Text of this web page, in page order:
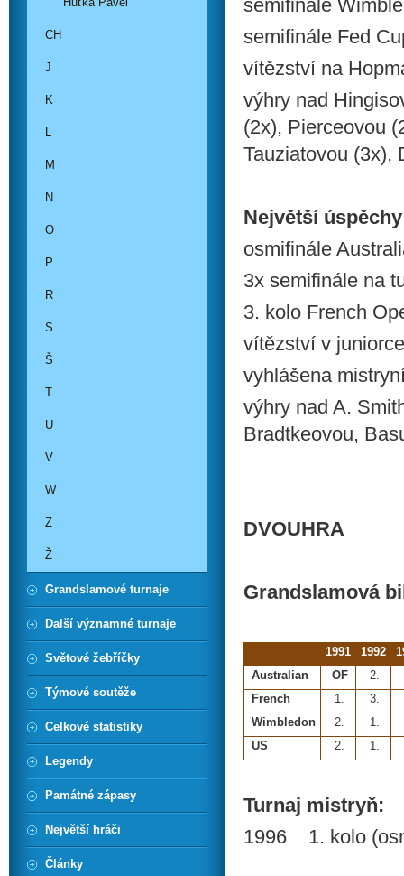
semifinále
semifinále Fed
vítězství na
výhry nad
(2x), Pierceovou
Tauziatovou (3x),
Největší
osmifinále
3x semifinále na
3. kolo French
vítězství v
vyhlášena
výhry nad A.
Bradtkeovou,
DVOUHRA
Grandslamová
1991 1992
Australian
OF
2.
French
1.
3.
Wimbledon
2.
1.
US
2. 1.
Turnaj mistryň:
1996 1. kolo
CH
J
K
L
M
N
O
P
R
S
Š
T
U
V
W
Z
Ž
Grandslamové turnaje
Další významné turnaje
Světové žebříčky
Týmové soutěže
Celkové statistiky
Legendy
Památné zápasy
Největší hráči
Články